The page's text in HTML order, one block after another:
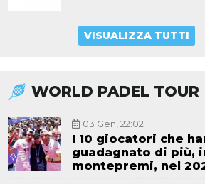
VISUALIZZA TUTTI
WORLD PADEL TOUR
03 Gen, 22:02
I 10 giocatori che
guadagnato di più,
montepremi, nel